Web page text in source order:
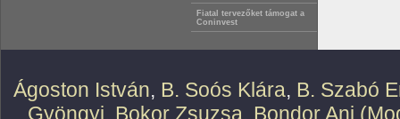
Fiatal tervezőket támogat a
Coninvest
Ágoston István, B. Soós Klára, B. Szabó
Gyöngyi, Bokor Zsuzsa, Bondor Ani